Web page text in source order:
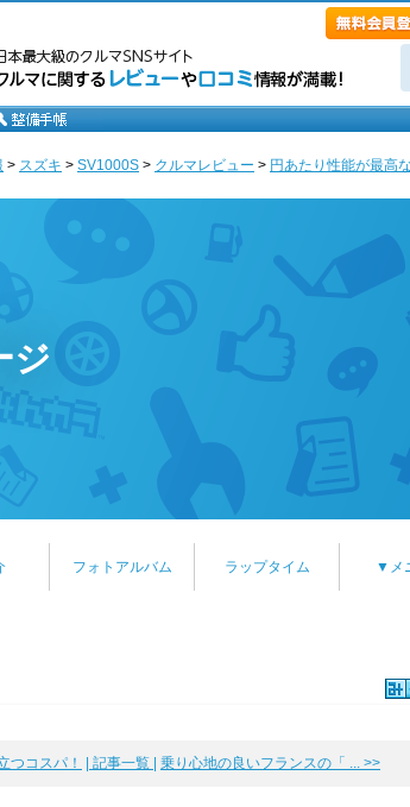
> スズキ > SV1000S > クルマレビュー > 円あたり性能が最高
ジ
フォトアルバム ラップタイム ▼メ
コスパ！ | 記事一覧 | 乗り心地の良いフランスの「 ... >>